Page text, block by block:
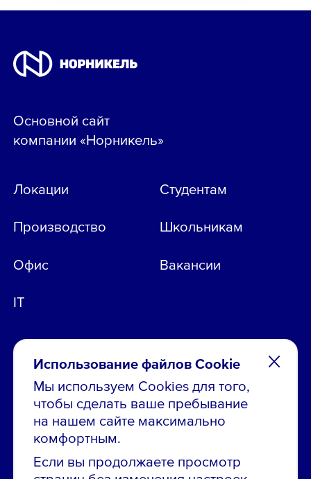
Использование файлов Cookie
Мы используем Cookies для того,
чтобы сделать ваше пребывание
на нашем сайте максимально
комфортным.
Если вы продолжаете просмотр
Остались вопросы по вакансиям?
Звони в контакт-центр:
8 800 700-19-43
Основной сайт
компании «Норникель»
Локации
Производство
Офис
IT
Студентам
Школьникам
Вакансии